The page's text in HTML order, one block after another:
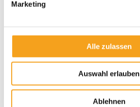
Marketing
Alle zulassen
Auswahl erlauben
Ablehnen
Aufsetz-Rollläden